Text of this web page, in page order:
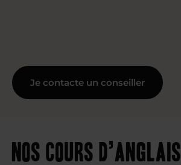
Je contacte un conseiller
Nos cours d’anglais